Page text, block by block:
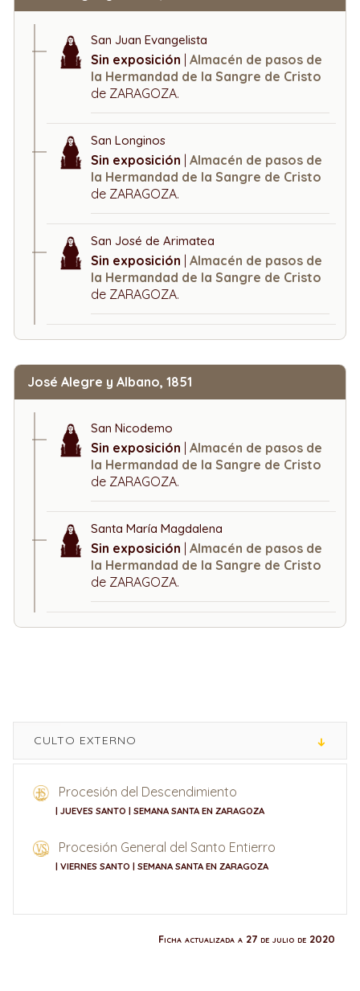
San Juan Evangelista
Sin exposición Almacén de pasos de
la Hermandad de la Sangre de Cristo
de ZARAGOZA.
San Longinos
Sin exposición Almacén de pasos de
la Hermandad de la Sangre de Cristo
de ZARAGOZA.
San José de Arimatea
Sin exposición Almacén de pasos de
la Hermandad de la Sangre de Cristo
de ZARAGOZA.
José Alegre y Albano, 1851
San Nicodemo
Sin exposición Almacén de pasos de
la Hermandad de la Sangre de Cristo
de ZARAGOZA.
Santa María Magdalena
Sin exposición Almacén de pasos de
la Hermandad de la Sangre de Cristo
de ZARAGOZA.
CULTO EXTERNO
Procesión del Descendimiento
| JUEVES SANTO | SEMANA SANTA EN ZARAGOZA
Procesión General del Santo Entierro
| VIERNES SANTO | SEMANA SANTA EN ZARAGOZA
Ficha actualizada a 27 de julio de 2020